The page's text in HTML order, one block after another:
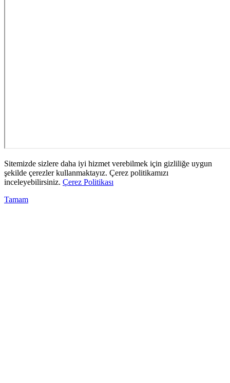
Sitemizde sizlere daha iyi hizmet verebilmek için gizliliğe uygun
şekilde çerezler kullanmaktayız. Çerez politikamızı
inceleyebilirsiniz. Çerez Politikası
Tamam